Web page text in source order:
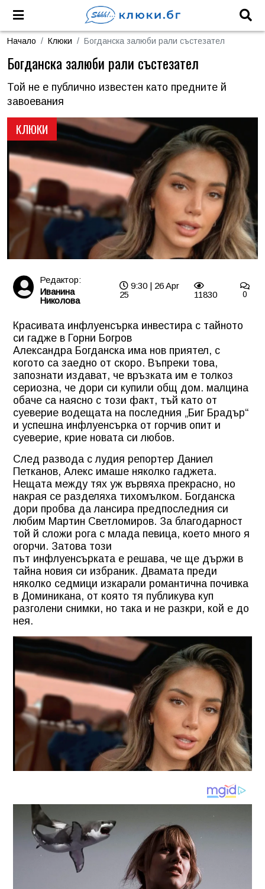
Начало Клюки Богданска залюби рали състезател
КЛЮКИ
Богданска залюби рали състезател
Той не е публично известен като предните й
завоевания
Редактор:
Иванина
Николова
9:30 | 26 Apr
25
11830 0
Красивата инфлуенсърка инвестира с тайното
си гадже в Горни Богров
Александра Богданска има нов приятел, с
когото са заедно от скоро. Въпреки това,
запознати издават, че връзката им е толкоз
сериозна, че дори си купили общ дом. малцина
обаче са наясно с този факт, тъй като от
суеверие водещата на последния „Биг Брадър“
и успешна инфлуенсърка от горчив опит и
суеверие, крие новата си любов.
След развода с лудия репортер Даниел
Петканов, Алекс имаше няколко гаджета.
Нещата между тях уж вървяха прекрасно, но
накрая се разделяха тихомълком. Богданска
дори пробва да лансира предпоследния си
любим Мартин Светломиров. За благодарност
той й сложи рога с млада певица, което много я
огорчи. Затова този
път инфлуенсърката е решава, че ще държи в
тайна новия си избраник. Двамата преди
няколко седмици изкарали романтична почивка
в Доминикана, от която тя публикува куп
разголени снимки, но така и не разкри, кой е до
нея.